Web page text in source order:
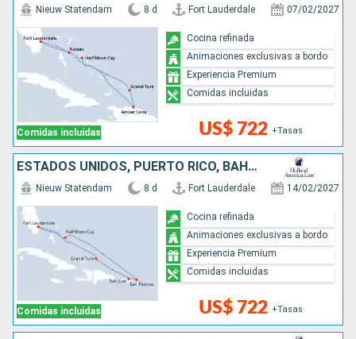
Comidas incluidas
Nieuw Statendam 8 d Fort Lauderdale 07/02/2027
US$ 722 +Tasas
Cocina refinada
Animaciones exclusivas a bordo
Experiencia Premium
Comidas incluidas
ESTADOS UNIDOS, PUERTO RICO, BAHAMAS
Comidas incluidas
Nieuw Statendam 8 d Fort Lauderdale 14/02/2027
US$ 722 +Tasas
Cocina refinada
Animaciones exclusivas a bordo
Experiencia Premium
Comidas incluidas